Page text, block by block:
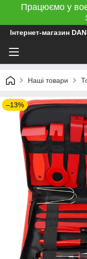
Працюємо у
Інтернет-магазин
Наші товари
–13%